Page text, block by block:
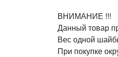
ВНИМАНИЕ !!!
Данный товар
Вес одной
При покупке